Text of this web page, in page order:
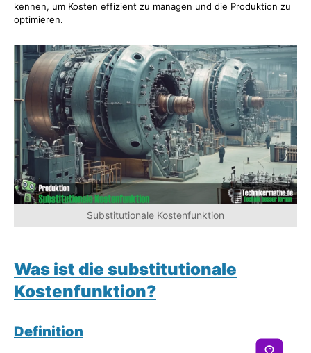
kennen, um Kosten effizient zu managen und die Produktion zu
optimieren.
Substitutionale Kostenfunktion
Was ist die substitutionale
Kostenfunktion?
Definition